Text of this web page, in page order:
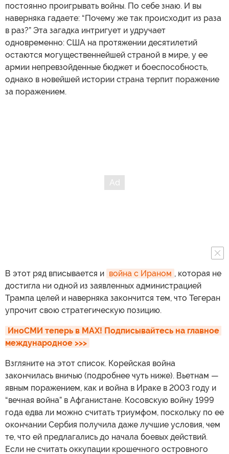
постоянно проигрывать войны. По себе знаю. И вы
наверняка гадаете: “Почему же так происходит из раза
в раз?” Эта загадка интригует и удручает
одновременно: США на протяжении десятилетий
остаются могущественнейшей страной в мире, у ее
армии непревзойденные бюджет и боеспособность,
однако в новейшей истории страна терпит поражение
за поражением.
В этот ряд вписывается и война с Ираном , которая не
достигла ни одной из заявленных администрацией
Трампа целей и наверняка закончится тем, что Тегеран
упрочит свою стратегическую позицию.
ИноСМИ теперь в MAX! Подписывайтесь на главное
международное >>>
Взгляните на этот список. Корейская война
закончилась вничью (подробнее чуть ниже). Вьетнам —
явным поражением, как и война в Ираке в 2003 году и
“вечная война” в Афганистане. Косовскую войну 1999
года едва ли можно считать триумфом, поскольку по ее
окончании Сербия получила даже лучшие условия, чем
те, что ей предлагались до начала боевых действий.
Если не считать оккупации крошечного островного